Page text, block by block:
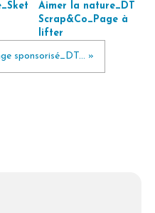
Aimer la nature_DT
Scrap&Co_Page à
lifter
sponsorisé_DT... »